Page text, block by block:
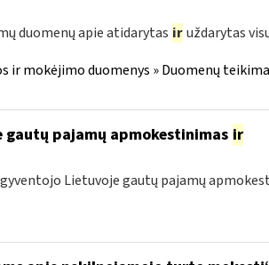
duomenų apie atidarytas ir uždarytas
ir mokėjimo duomenys » Duomenų
pajamų apmokestinimas ir
Lietuvoje gautų pajamų